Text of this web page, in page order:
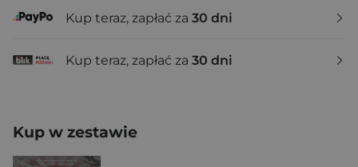
Kup teraz, zapłać za 30 dni
Kup teraz, zapłać za 30 dni
Kup w zestawie